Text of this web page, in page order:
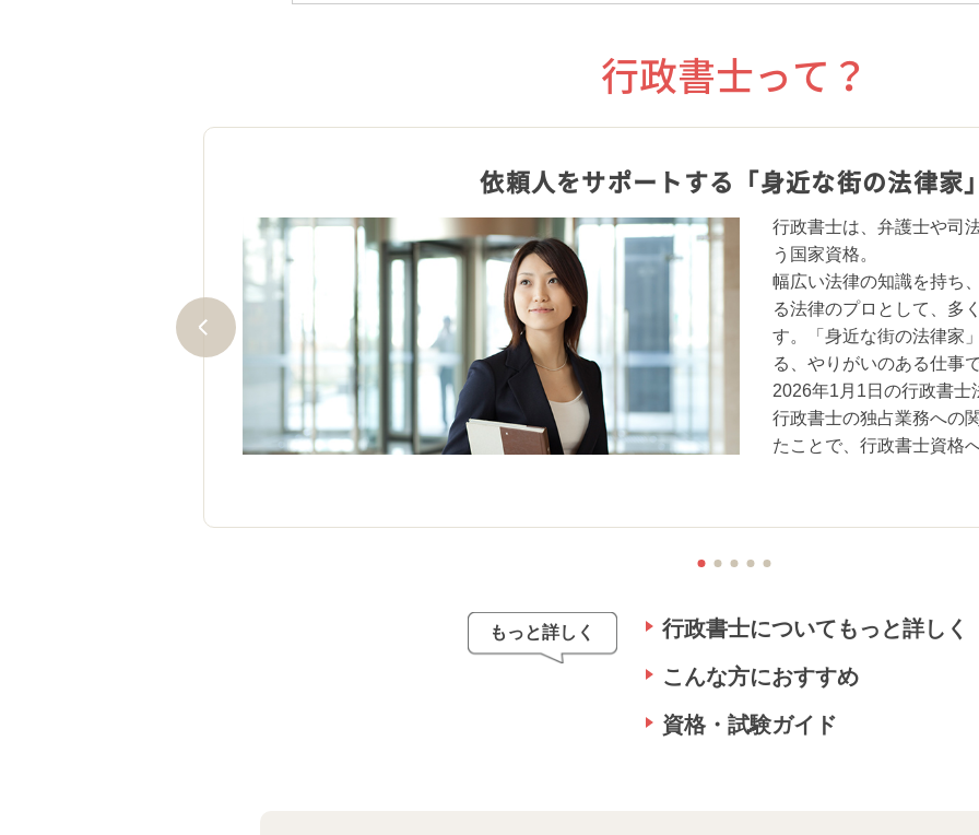
行政書士って？
、60％以上正解していれば
依頼人をサポートする 「身近な街の法律家
行政書士は、弁護士や司
う国家資格。
幅広い法律の知識を持ち
る法律のプロとして、多
す。「身近な街の法律家
る、やりがいのある仕事
2026年1月1日の行政書
行政書士の独占業務への
たことで、行政書士資格
もっと詳しく
行政書士についてもっと詳しく
こんな方におすすめ
資格・試験ガイド